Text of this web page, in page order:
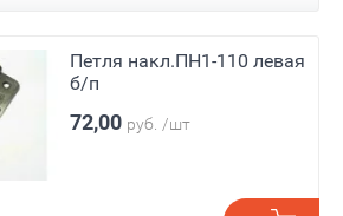
Петля накл.ПН1-110 левая
б/п
72,00 руб. /шт